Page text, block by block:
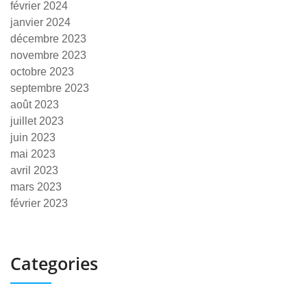
février 2024
janvier 2024
décembre 2023
novembre 2023
octobre 2023
septembre 2023
août 2023
juillet 2023
juin 2023
mai 2023
avril 2023
mars 2023
février 2023
Categories